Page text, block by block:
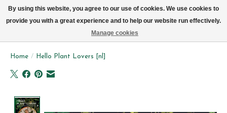
Home / Hello Plant Lovers [nl]
By using this website, you agree to our use of cookies. We use cookies to
provide you with a great experience and to help our website run effectively.
Manage cookies